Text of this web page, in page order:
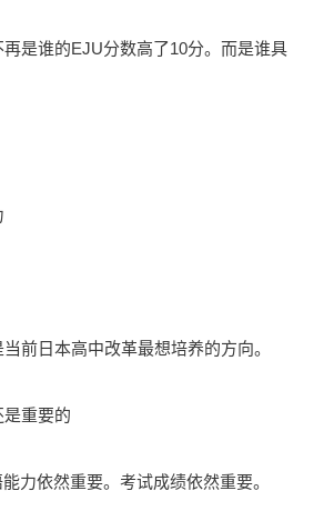
是谁的EJU分数高了10分。而是谁具
前日本高中改革最想培养的方向。
重要的
力依然重要。考试成绩依然重要。